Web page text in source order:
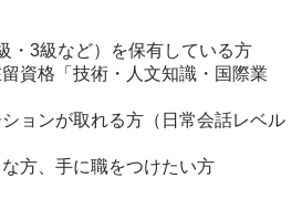
・3級など）を保有している方
資格「技術・人文知識・国際業
ョンが取れる方（日常会話レベル
方、手に職をつけたい方